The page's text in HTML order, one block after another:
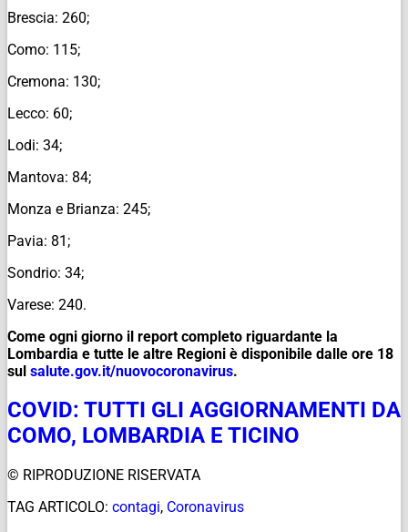
Brescia: 260;
Como: 115;
Cremona: 130;
Lecco: 60;
Lodi: 34;
Mantova: 84;
Monza e Brianza: 245;
Pavia: 81;
Sondrio: 34;
Varese: 240.
Come ogni giorno il report completo riguardante la
Lombardia e tutte le altre Regioni è disponibile dalle ore 18
sul salute.gov.it/nuovocoronavirus.
COVID: TUTTI GLI AGGIORNAMENTI DA
COMO, LOMBARDIA E TICINO
© RIPRODUZIONE RISERVATA
TAG ARTICOLO: contagi, Coronavirus